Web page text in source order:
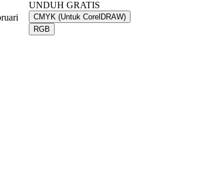
UNDUH GRATIS
CMYK (Untuk CorelDRAW)
RGB